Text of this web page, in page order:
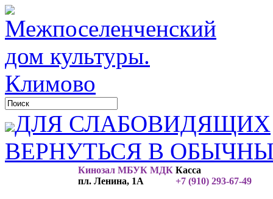
ДЛЯ СЛАБОВИДЯЩИХ
ВЕРНУТЬСЯ В
Кинозал МБУК МДК
пл. Ленина, 1А
Касса
+7 (910) 293-67-49